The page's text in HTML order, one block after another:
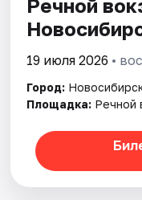
Артисты
Речной
19 июля 2026 •
Город:
Площадка: Речной